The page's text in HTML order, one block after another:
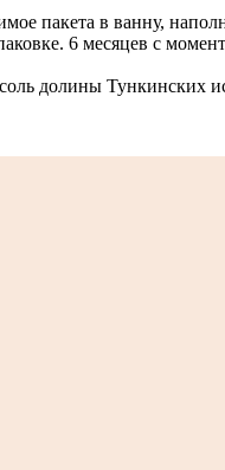
пакета в ванну,
6 месяцев с
долины Тункинских